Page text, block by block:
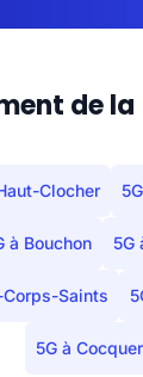
de la
Clocher
à Bouchon 5G
Saints
5G à